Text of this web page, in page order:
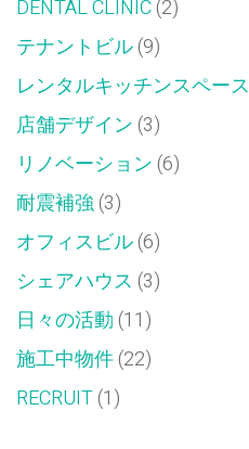
DENTAL CLINIC(2)
テナントビル(9)
レンタルキッチンスペース
店舗デザイン(3)
リノベーション(6)
耐震補強(3)
オフィスビル(6)
シェアハウス (3)
日々の活動(11)
施工中物件(22)
RECRUIT(1)